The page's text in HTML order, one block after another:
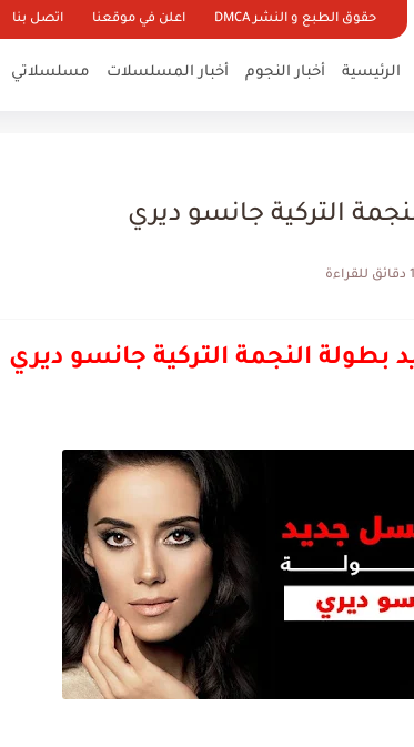
حقوق الطبع و النشر DMCA اعلن في موقعنا اتصل بنا
الرئيسية أخبار النجوم أخبار المسلسلات مسلسلاتي
التركية جانسو ديري
1 دقائق للقراءة
النجمة التركية جانسو ديري